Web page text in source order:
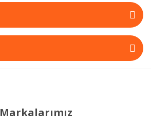
Markalarımız